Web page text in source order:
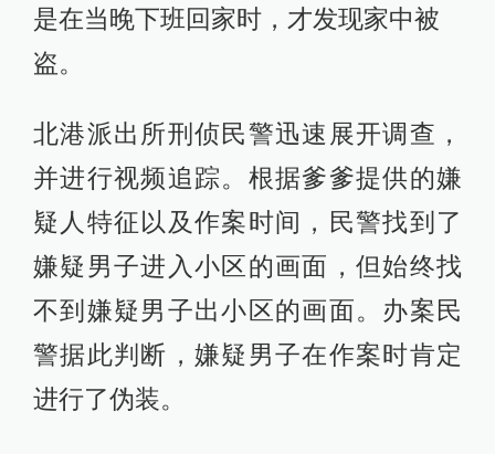
是在当晚下班回家时，才发现家中被
盗。
北港派出所刑侦民警迅速展开调查，
并进行视频追踪。根据爹爹提供的嫌
疑人特征以及作案时间，民警找到了
嫌疑男子进入小区的画面，但始终找
不到嫌疑男子出小区的画面。办案民
警据此判断，嫌疑男子在作案时肯定
进行了伪装。